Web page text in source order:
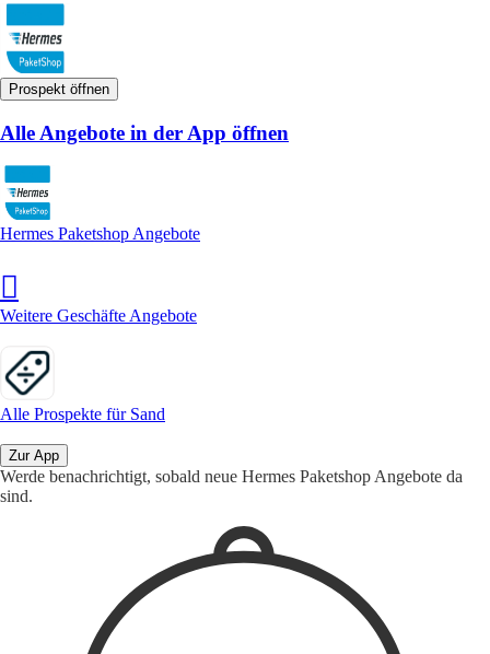
Prospekt öffnen
Alle Angebote in der App öffnen
Hermes Paketshop Angebote
Weitere Geschäfte Angebote
Alle Prospekte für Sand
Zur App
Werde benachrichtigt, sobald neue Hermes Paketshop Angebote da
sind.